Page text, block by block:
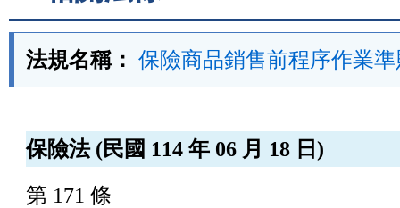
法規名稱： 保險商品銷售前程序作業準
保險法 (民國 114 年 06 月 18 日)
第 171 條